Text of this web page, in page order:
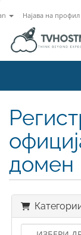
Најава на профил
домен